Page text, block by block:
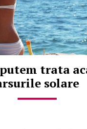
trata
solare